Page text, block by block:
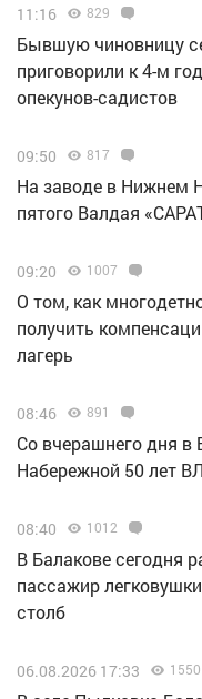
11:16 829
Бывшую чиновницу
приговорили к 4-м
опекунов-садистов
09:50 817
Н️а заводе в Нижнем
пятого Валдая
09:20 1007
О том, как
получить
лагерь
08:46 891
Со вчерашнего дня в
Набережной 50 лет
08:40 1012
В Балакове сегодня
пассажир
столб
06.08.2026 17:33 1550